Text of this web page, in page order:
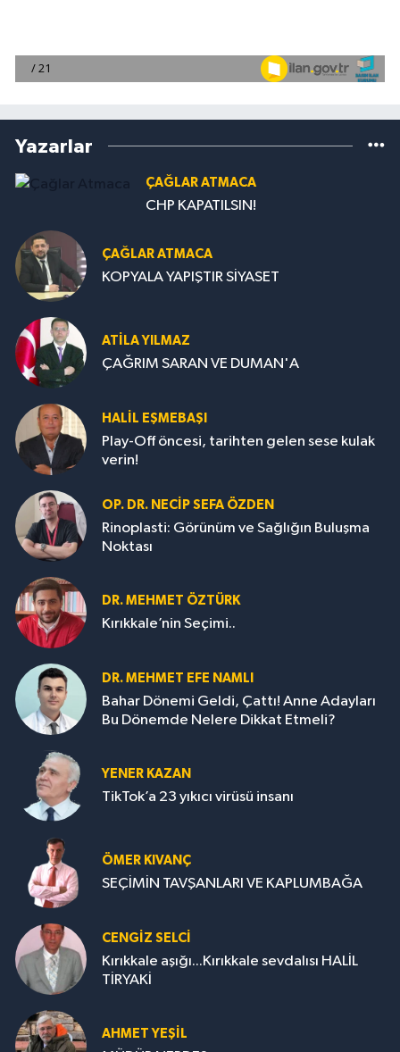
Yazarlar
ÇAĞLAR ATMACA
CHP KAPATILSIN!
ÇAĞLAR ATMACA
KOPYALA YAPIŞTIR SİYASET
ATILA YILMAZ
ÇAĞRIM SARAN VE DUMAN'A
HALIL EŞMEBAŞI
Play-Off öncesi, tarihten gelen sese kulak
verin!
OP. DR. NECIP SEFA ÖZDEN
Rinoplasti: Görünüm ve Sağlığın Buluşma
Noktası
DR. MEHMET ÖZTÜRK
Kırıkkale’nin Seçimi..
DR. MEHMET EFE NAMLI
Bahar Dönemi Geldi, Çattı! Anne Adayları
Bu Dönemde Nelere Dikkat Etmeli?
YENER KAZAN
TikTok’a 23 yıkıcı virüsü insanı
ÖMER KIVANÇ
SEÇİMİN TAVŞANLARI VE KAPLUMBAĞA
CENGİZ SELCİ
Kırıkkale aşığı...Kırıkkale sevdalısı HALİL
TİRYAKİ
AHMET YEŞİL